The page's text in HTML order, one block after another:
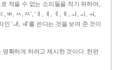
적을 수 없는 소리들을 적기 위하여,
ㅃ, ㅆ, ㅉ’, ‘ㅐ, ㅒ, ㅔ, ㅖ, ㅘ, ㅚ, ㅝ,
‘ㅙ, ㅞ’를 쓴다는 것을 보여 준 것이
명확하게 하려고 제시한 것이다. 한편